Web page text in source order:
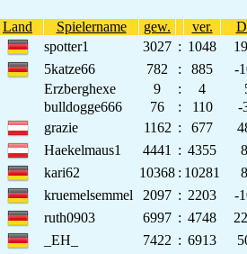
Land Spielername gew. ver.
spotter1 3027 : 1048
5katze66 782 : 885
-
Erzberghexe 9 : 4
bulldogge666 76 : 110
-
grazie 1162 : 677
Haekelmaus1 4441 : 4355
kari62 10368 : 10281
kruemelsemmel 2097 : 2203
-
ruth0903 6997 : 4748
_EH_ 7422 : 6913